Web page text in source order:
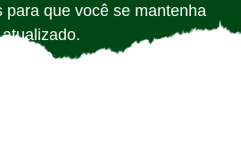
para que você se mantenha
atualizado.